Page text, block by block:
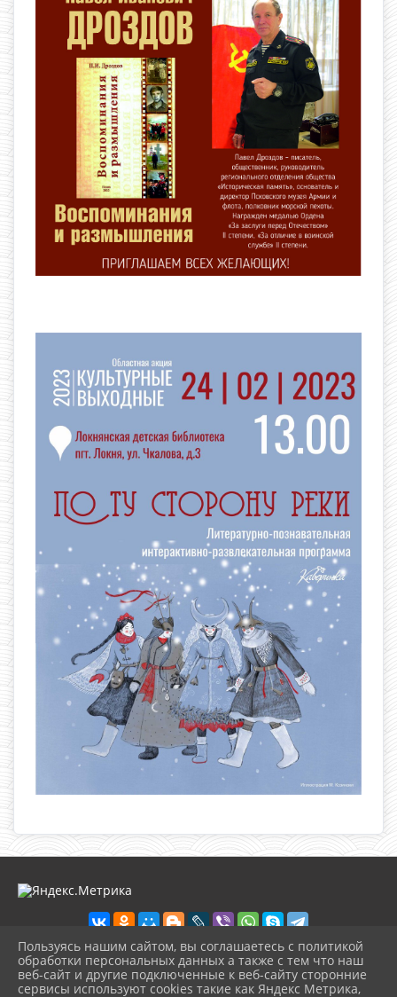
2026 г. loknbibl.ru
Пользуясь нашим сайтом, вы соглашаетесь с политикой
обработки персональных данных а также с тем что наш
веб-сайт и другие подключенные к веб-сайту сторонние
сервисы используют cookies такие как Яндекс Метрика,